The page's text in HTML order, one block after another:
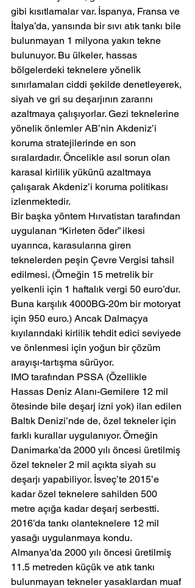
gibi kısıtlamalar var. İspanya, Fransa ve
İtalya’da, yarısında bir sıvı atık tankı bile
bulunmayan 1 milyona yakın tekne
bulunuyor. Bu ülkeler, hassas
bölgelerdeki teknelere yönelik
sınırlamaları ciddi şekilde denetleyerek,
siyah ve gri su deşarjının zararını
azaltmaya çalışıyorlar. Gezi teknelerine
yönelik önlemler AB’nin Akdeniz’i
koruma stratejilerinde en son
sıralardadır. Öncelikle asıl sorun olan
karasal kirlilik yükünü azaltmaya
çalışarak Akdeniz’i koruma politikası
izlenmektedir.
Bir başka yöntem Hırvatistan tarafından
uygulanan “Kirleten öder” ilkesi
uyarınca, karasularına giren
teknelerden peşin Çevre Vergisi tahsil
edilmesi. (Örneğin 15 metrelik bir
yelkenli için 1 haftalık vergi 50 euro’dur.
Buna karşılık 4000BG-20m bir motoryat
için 950 euro.) Ancak Dalmaçya
kıyılarındaki kirlilik tehdit edici seviyede
ve önlenmesi için yoğun bir çözüm
arayışı-tartışma sürüyor.
IMO tarafından PSSA (Özellikle
Hassas Deniz Alanı-Gemilere 12 mil
ötesinde bile deşarj izni yok) ilan edilen
Baltık Denizi’nde de, özel tekneler için
farklı kurallar uygulanıyor. Örneğin
Danimarka’da 2000 yılı öncesi üretilmiş
özel tekneler 2 mil açıkta siyah su
deşarjı yapabiliyor. İsveç’te 2015’e
kadar özel teknelere sahilden 500
metre açığa kadar deşarj serbestti.
2016’da tankı olanteknelere 12 mil
yasağı uygulanmaya kondu.
Almanya’da 2000 yılı öncesi üretilmiş
11.5 metreden küçük ve atık tankı
bulunmayan tekneler yasaklardan muaf